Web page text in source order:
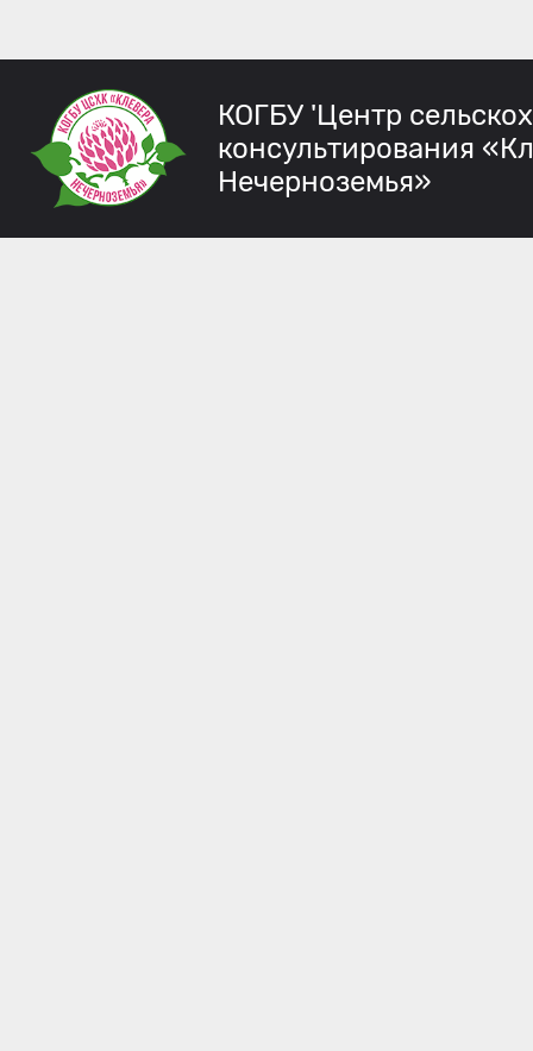
КОГБУ 'Центр
консультирования
Нечерноземья»